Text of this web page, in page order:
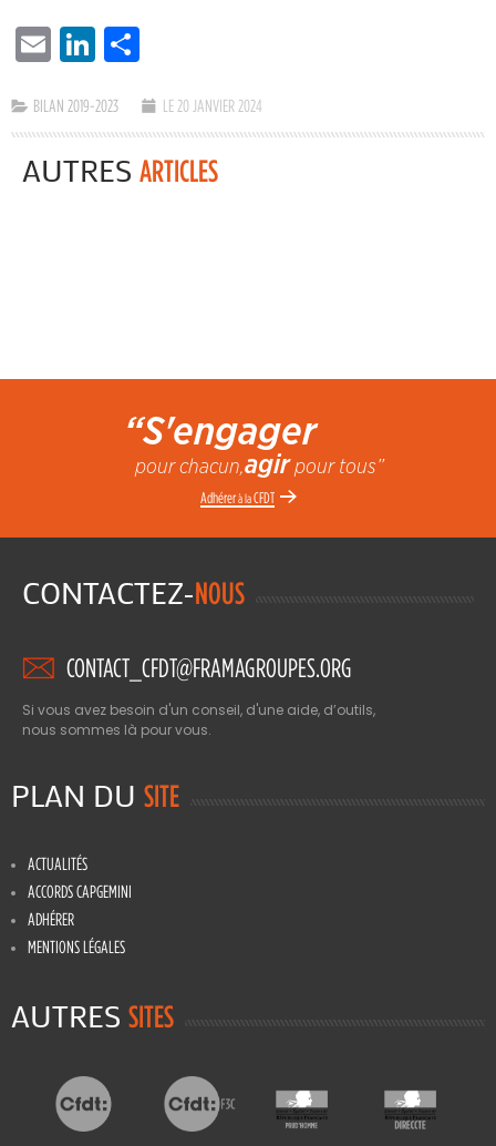
EMAIL LINKEDIN
BILAN 2019-2023 LE 20 JANVIER 2024
AUTRES ARTICLES
“S'engager
pour chacun,agirpour tous”
Adhérerà laCFDT
CONTACTEZ-NOUS
CONTACT_CFDT@FRAMAGROUPES.ORG
Si vous avez besoin d'un conseil, d'une aide, d’outils,
nous sommes là pour vous.
PLAN DU SITE
ACTUALITÉS
ACCORDS CAPGEMINI
ADHÉRER
MENTIONS LÉGALES
AUTRES SITES